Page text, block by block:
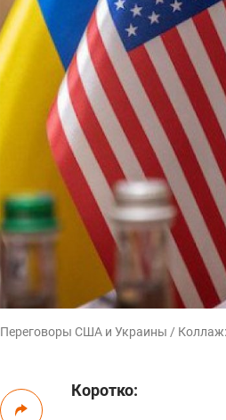
Переговоры США и Украины /
Коротко: